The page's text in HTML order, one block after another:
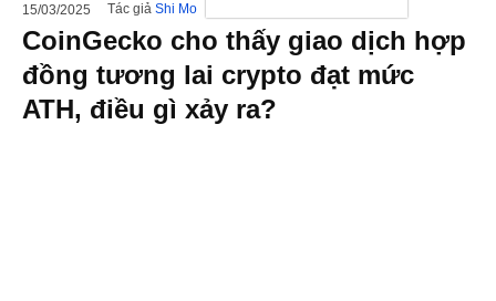
15/03/2025 Tác giả Shi Mo
CoinGecko cho thấy giao dịch hợp
đồng tương lai crypto đạt mức
ATH, điều gì xảy ra?